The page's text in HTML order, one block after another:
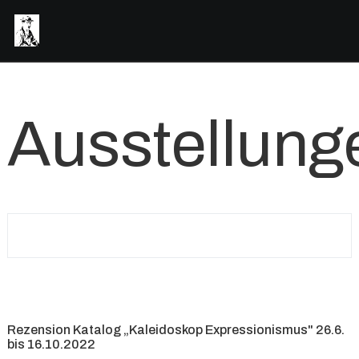
Rezension Katalog „Kaleidoskop Expressionismus" 26.6.
bis 16.10.2022